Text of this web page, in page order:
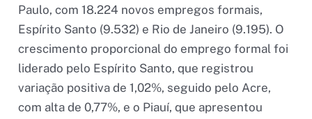
Paulo, com 18.224 novos empregos formais,
Espírito Santo (9.532) e Rio de Janeiro (9.195). O
crescimento proporcional do emprego formal foi
liderado pelo Espírito Santo, que registrou
variação positiva de 1,02%, seguido pelo Acre,
com alta de 0,77%, e o Piauí, que apresentou